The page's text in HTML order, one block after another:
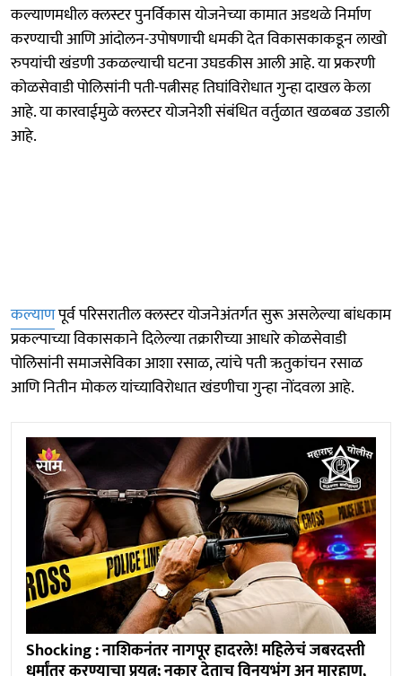
कल्याणमधील क्लस्टर पुनर्विकास योजनेच्या कामात अडथळे निर्माण
करण्याची आणि आंदोलन-उपोषणाची धमकी देत विकासकाकडून लाखो
रुपयांची खंडणी उकळल्याची घटना उघडकीस आली आहे. या प्रकरणी
कोळसेवाडी पोलिसांनी पती-पत्नीसह तिघांविरोधात गुन्हा दाखल केला
आहे. या कारवाईमुळे क्लस्टर योजनेशी संबंधित वर्तुळात खळबळ उडाली
आहे.
कल्याणपूर्व परिसरातील क्लस्टर योजनेअंतर्गत सुरू असलेल्या बांधकाम
प्रकल्पाच्या विकासकाने दिलेल्या तक्रारीच्या आधारे कोळसेवाडी
पोलिसांनी समाजसेविका आशा रसाळ, त्यांचे पती ऋतुकांचन रसाळ
आणि नितीन मोकल यांच्याविरोधात खंडणीचा गुन्हा नोंदवला आहे.
Shocking : नाशिकनंतर नागपूर हादरले! महिलेचं जबरदस्ती